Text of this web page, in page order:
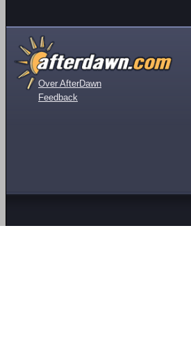
Over AfterDawn
Feedback